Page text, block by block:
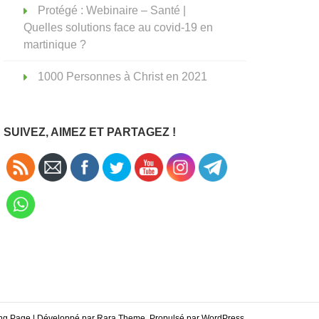
Protégé : Webinaire – Santé |
Quelles solutions face au covid-19 en
martinique ?
1000 Personnes à Christ en 2021
SUIVEZ, AIMEZ ET PARTAGEZ !